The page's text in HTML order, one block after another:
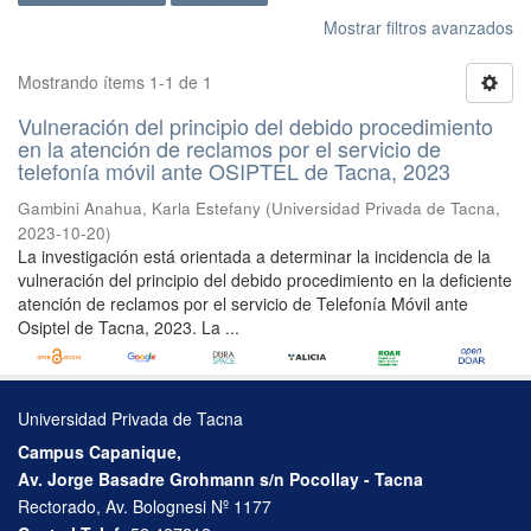
Mostrar filtros avanzados
Mostrando ítems 1-1 de 1
Vulneración del principio del debido procedimiento
en la atención de reclamos por el servicio de
telefonía móvil ante OSIPTEL de Tacna, 2023
Gambini Anahua, Karla Estefany (Universidad Privada de Tacna,
2023-10-20)
La investigación está orientada a determinar la incidencia de la
vulneración del principio del debido procedimiento en la deficiente
atención de reclamos por el servicio de Telefonía Móvil ante
Osiptel de Tacna, 2023. La ...
Universidad Privada de Tacna
Campus Capanique,
Av. Jorge Basadre Grohmann s/n Pocollay - Tacna
Rectorado, Av. Bolognesi Nº 1177